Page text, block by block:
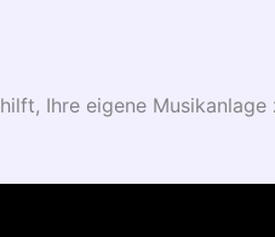
hilft, Ihre eigene